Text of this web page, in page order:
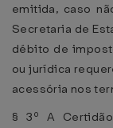
emitida, caso
Secretaria de
débito de
ou jurídica
acessória nos
§ 3º A